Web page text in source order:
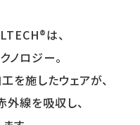
は、
ノロジー。
を施したウェアが、
線を吸収し、